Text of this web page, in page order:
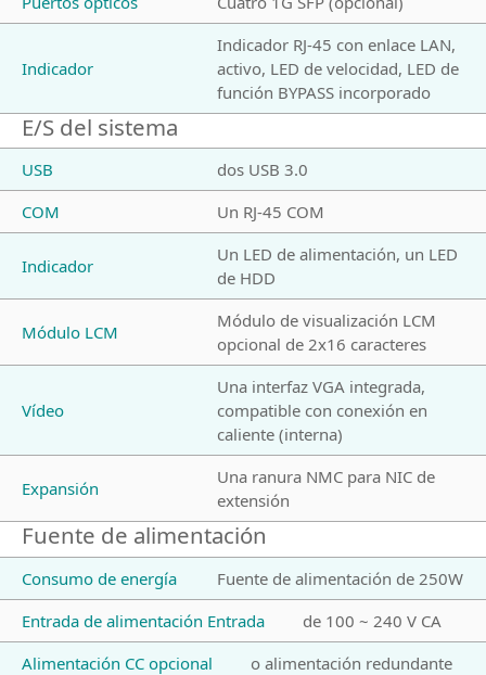
Indicador
Indicador RJ-45 con enlace LAN,
activo, LED de velocidad, LED de
función BYPASS incorporado
E/S del sistema
USB
dos USB 3.0
COM
Un RJ-45 COM
Indicador
Un LED de alimentación, un LED
de HDD
Módulo LCM
Módulo de visualización LCM
opcional de 2x16 caracteres
Vídeo
Una interfaz VGA integrada,
compatible con conexión en
caliente (interna)
Expansión
Una ranura NMC para NIC de
extensión
Fuente de alimentación
Consumo de energía
Fuente de alimentación de 250W
Entrada de alimentación Entrada
de 100 ~ 240 V CA
Alimentación CC opcional
o alimentación redundante